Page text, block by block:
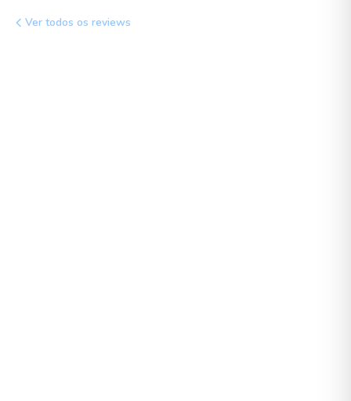
Ver todos os reviews